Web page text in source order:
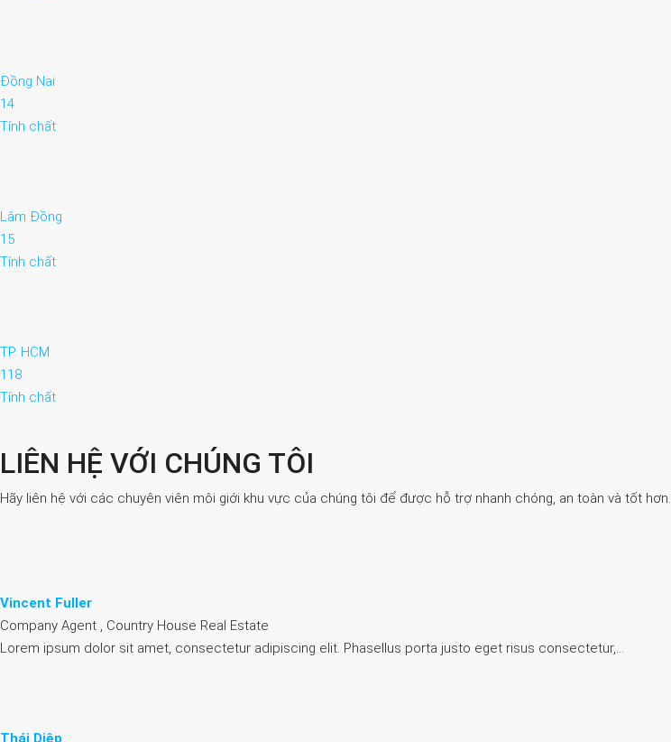
Đồng Nai
14
Tính chất
Lâm Đồng
15
Tính chất
TP. HCM
118
Tính chất
LIÊN HỆ VỚI CHÚNG TÔI
Hãy liên hệ với các chuyên viên môi giới khu vực của chúng tôi để được hỗ trợ nhanh chóng, an toàn và tốt hơn.
Vincent Fuller
Company Agent , Country House Real Estate
Lorem ipsum dolor sit amet, consectetur adipiscing elit. Phasellus porta justo eget risus consectetur,…
Thái Diệp